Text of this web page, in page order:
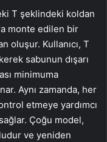
T şeklindeki koldan
monte edilen bir
oluşur. Kullanıcı, T
sabunun dışarı
minimuma
Aynı zamanda, her
etmeye yardımcı
sağlar. Çoğu model,
ve yeniden